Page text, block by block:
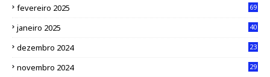
fevereiro 2025 69
janeiro 2025 40
dezembro 2024 23
novembro 2024 29